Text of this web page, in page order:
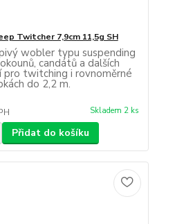
Twitcher 7,9cm 11,5g SH
wobler typu suspending
candátů a dalších
pro twitching i rovnoměrné
do 2,2 m.
Skladem 2 ks
Přidat do košíku